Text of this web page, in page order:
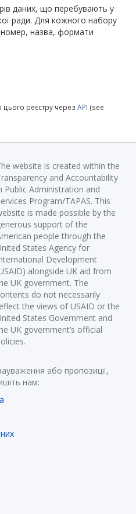
даних, що перебувають у
ради. Для кожного набору
номер, назва, формати
реєстру через API (see
website is created within the
and Accountability
Public Administration and
Program/TAPAS. This
is made possible by the
support of the
people through the
States Agency for
Development
alongside UK aid from
UK government. The
do not necessarily
the views of USAID or the
States Government and
UK government’s official
або пропозиції,
нам: